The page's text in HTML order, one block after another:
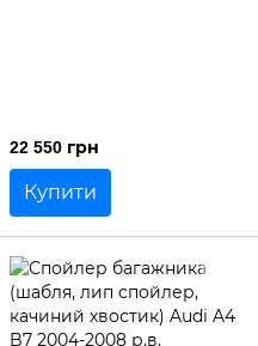
22 550 грн
Купити